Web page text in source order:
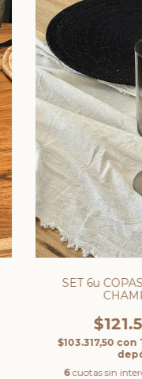
SET 6u
$103.317,50 con
6 cuotas sin